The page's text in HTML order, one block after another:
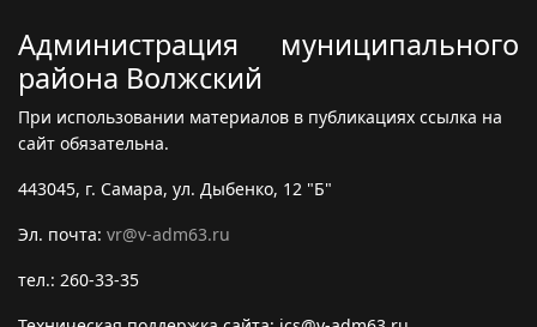
Администрация муниципального
района Волжский
При использовании материалов в публикациях ссылка на
сайт обязательна.
443045, г. Самара, ул. Дыбенко, 12 "Б"
Эл. почта: vr@v-adm63.ru
тел.: 260-33-35